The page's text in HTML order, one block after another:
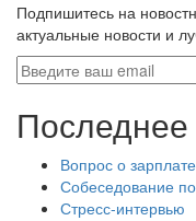
Подпишитесь на
актуальные новости и
Последнее
Вопрос о
Собеседование
Стресс-интервью